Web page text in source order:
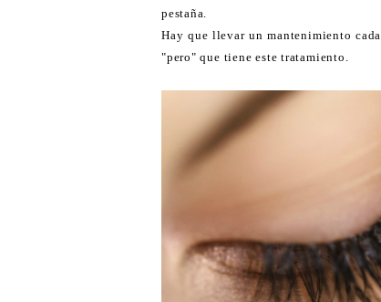
pestaña.
Hay que llevar un mantenimiento
"pero" que tiene este tratamiento.